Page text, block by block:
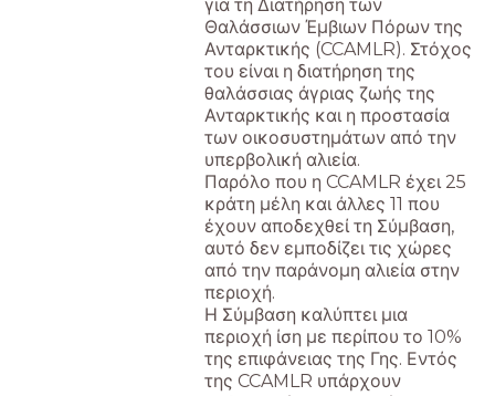
για τη Διατήρηση των
Θαλάσσιων Έμβιων Πόρων της
Ανταρκτικής (CCAMLR). Στόχος
του είναι η διατήρηση της
θαλάσσιας άγριας ζωής της
Ανταρκτικής και η προστασία
των οικοσυστημάτων από την
υπερβολική αλιεία.
Παρόλο που η CCAMLR έχει 25
κράτη μέλη και άλλες 11 που
έχουν αποδεχθεί τη Σύμβαση,
αυτό δεν εμποδίζει τις χώρες
από την παράνομη αλιεία στην
περιοχή.
Η Σύμβαση καλύπτει μια
περιοχή ίση με περίπου το 10%
της επιφάνειας της Γης. Εντός
της CCAMLR υπάρχουν